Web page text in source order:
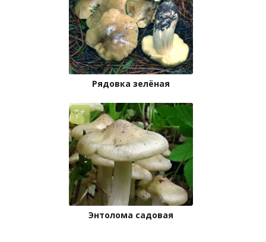
Рядовка зелёная
Энтолома садовая